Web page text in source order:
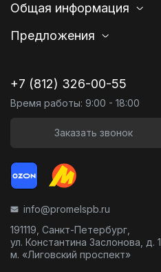
Общая информация
Предложения
+7 (812) 326-00-55
Время работы: 9:00 - 18:00
Заказать звонок
info@promelspb.ru
191119, Санкт-Петербург,
ул. Константина Заслонова, д. 1,
м. «Лиговский проспект»